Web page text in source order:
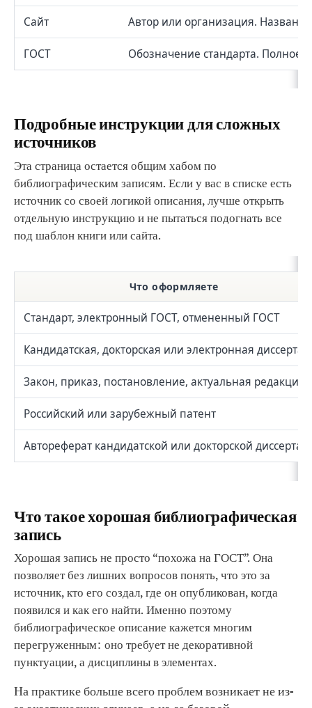
Сайт Автор или организация.
ГОСТ Обозначение стандарта. Полное
Подробные инструкции для сложных
источников
Эта страница остается общим хабом по
библиографическим записям. Если у вас в списке есть
источник со своей логикой описания, лучше открыть
отдельную инструкцию и не пытаться подогнать все
под шаблон книги или сайта.
Что оформляете
Стандарт, электронный ГОСТ, отмененный ГОСТ
Кандидатская, докторская или электронная
Закон, приказ, постановление, актуальная редакция
Российский или зарубежный патент
Автореферат кандидатской или докторской
Что такое хорошая библиографическая
запись
Хорошая запись не просто “похожа на ГОСТ”. Она
позволяет без лишних вопросов понять, что это за
источник, кто его создал, где он опубликован, когда
появился и как его найти. Именно поэтому
библиографическое описание кажется многим
перегруженным: оно требует не декоративной
пунктуации, а дисциплины в элементах.
На практике больше всего проблем возникает не из-